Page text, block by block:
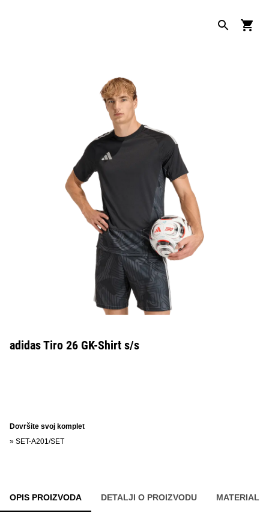
adidas Tiro 26 GK-Shirt s/s
Dovršite svoj komplet
» SET-A201/SET
OPIS PROIZVODA DETALJI O PROIZVODU MATERIAL